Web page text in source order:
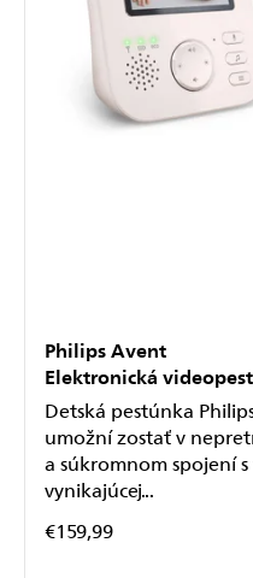
Philips Avent
Elektronická
€159,99
Detská pestúnka
umožní zostať v
a súkromnom spojení
vynikajúcej...